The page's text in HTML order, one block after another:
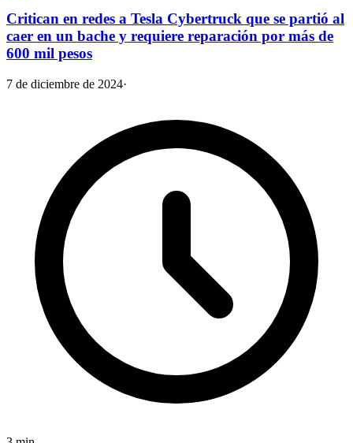
Critican en redes a Tesla Cybertruck que se partió al
caer en un bache y requiere reparación por más de
600 mil pesos
7 de diciembre de 2024·